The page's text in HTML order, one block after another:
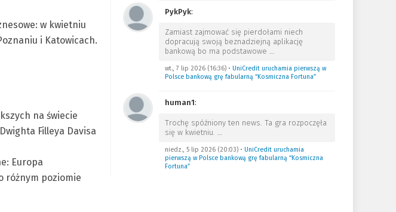
w kwietniu
i Katowicach.
na świecie
Filleya Davisa
Europa
różnym poziomie
PykPyk:
Zamiast zajmować się pierdołami niech
dopracują swoją beznadziejną aplikację
bankową bo ma podstawowe …
wt., 7 lip 2026 (16:36)• UniCredit uruchamia pierwszą w
Polsce bankową grę fabularną “Kosmiczna Fortuna”
human1:
Trochę spóźniony ten news. Ta gra rozpoczęła
się w kwietniu. …
niedz., 5 lip 2026 (20:03)• UniCredit uruchamia
pierwszą w Polsce bankową grę fabularną “Kosmiczna
Fortuna”